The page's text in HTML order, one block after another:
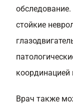
стойкие
координацией
Врач также